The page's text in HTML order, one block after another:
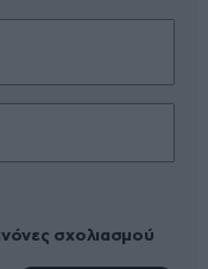
σχολιασμού